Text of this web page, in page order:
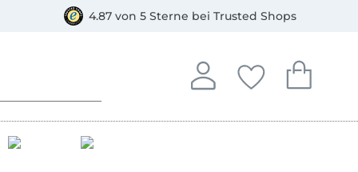
4.87 von 5 Sterne bei Trusted Shops
Anmelden
In deinem Konto
Deine
Du hast keine
Dein
Du hast